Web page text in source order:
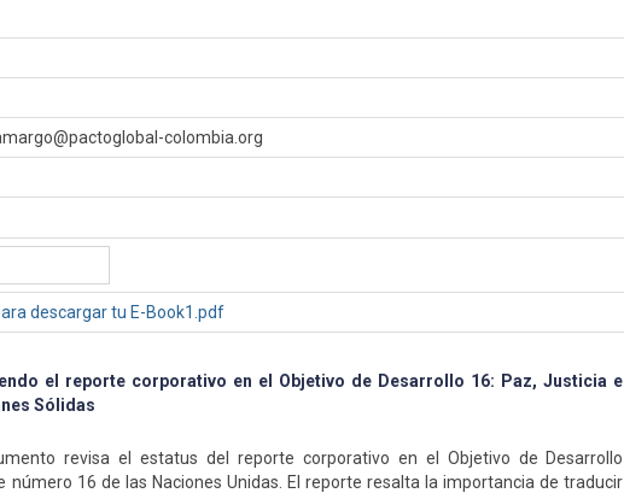
colombia.org
descargar tu E-Book1.pdf
el reporte corporativo en el Objetivo de Desarrollo 16: Paz, Justicia e
Sólidas
revisa el estatus del reporte corporativo en el Objetivo de Desarrollo
número 16 de las Naciones Unidas. El reporte resalta la importancia de traducir